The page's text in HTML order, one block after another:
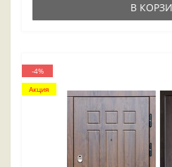
В
-4%
Акция